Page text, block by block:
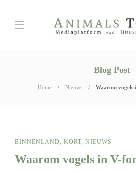
Blog Post
Home Nieuws Waarom vogels
BINNENLAND, KORT, NIEUWS
Waarom vogels in V-